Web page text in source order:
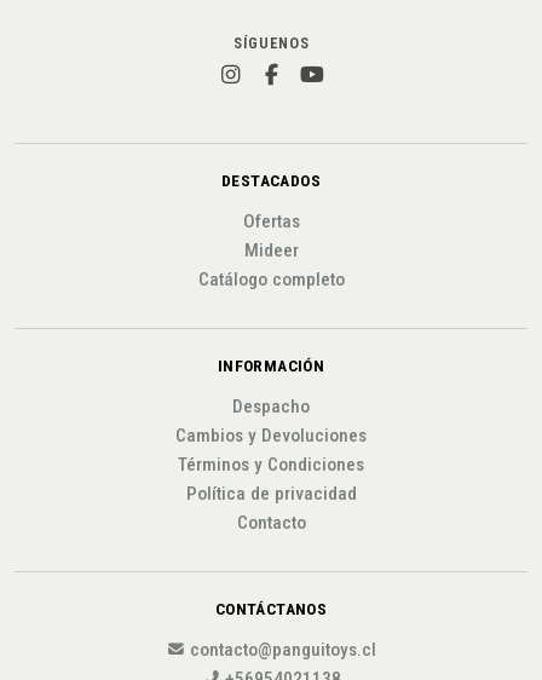
SÍGUENOS
DESTACADOS
Ofertas
Mideer
Catálogo completo
INFORMACIÓN
Despacho
Cambios y Devoluciones
Términos y Condiciones
Política de privacidad
Contacto
CONTÁCTANOS
contacto@panguitoys.cl